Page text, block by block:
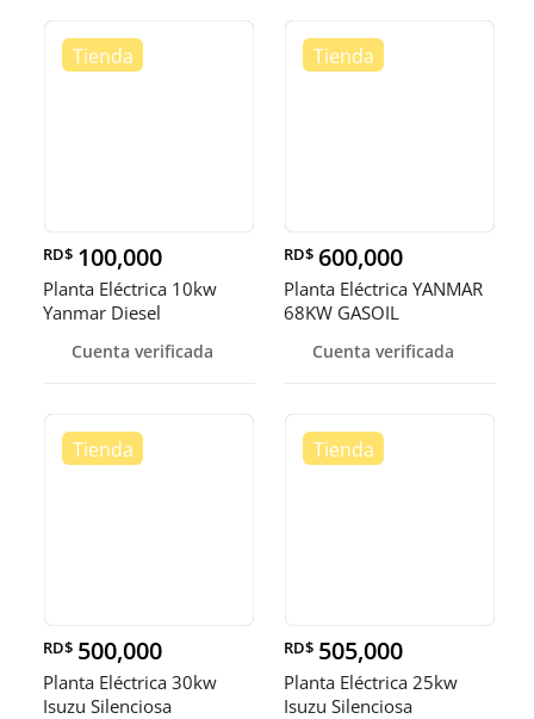
RD$ 100,000
Planta Eléctrica 10kw
Yanmar Diesel
Cuenta verificada
RD$ 600,000
Planta Eléctrica YANMAR
68KW GASOIL
Cuenta verificada
RD$ 500,000
Planta Eléctrica 30kw
Isuzu Silenciosa
RD$ 505,000
Planta Eléctrica 25kw
Isuzu Silenciosa